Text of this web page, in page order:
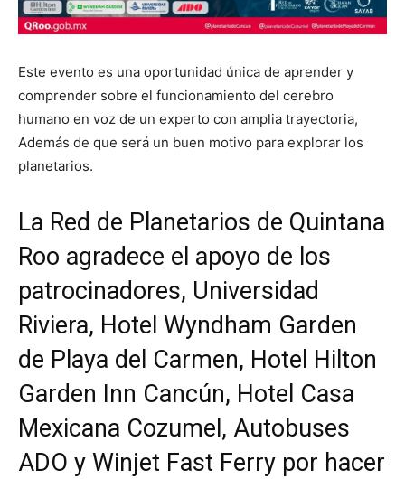
Este evento es una oportunidad única de aprender y
comprender sobre el funcionamiento del cerebro
humano en voz de un experto con amplia trayectoria,
Además de que será un buen motivo para explorar los
planetarios.
La Red de Planetarios de Quintana
Roo agradece el apoyo de los
patrocinadores, Universidad
Riviera, Hotel Wyndham Garden
de Playa del Carmen, Hotel Hilton
Garden Inn Cancún, Hotel Casa
Mexicana Cozumel, Autobuses
ADO y Winjet Fast Ferry por hacer